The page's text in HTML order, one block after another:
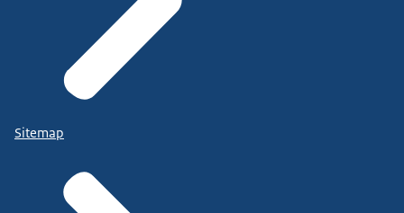
Sitemap